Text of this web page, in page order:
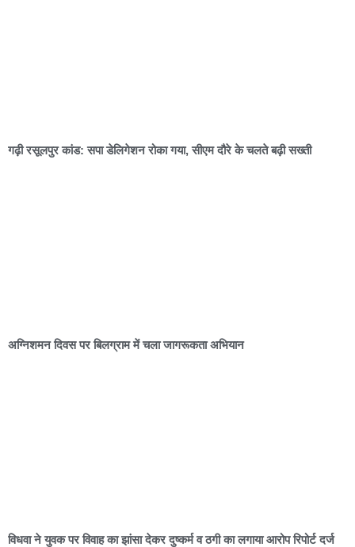
गढ़ी रसूलपुर कांड: सपा डेलिगेशन रोका गया, सीएम दौरे के चलते बढ़ी सख्ती
अग्निशमन दिवस पर बिलग्राम में चला जागरूकता अभियान
विधवा ने युवक पर विवाह का झांसा देकर दुष्कर्म व ठगी का लगाया आरोप रिपोर्ट दर्ज